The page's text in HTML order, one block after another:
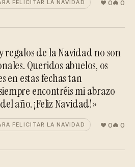
FELICITAR LA NAVIDAD 0 0
regalos de la Navidad no son
Queridos abuelos, os
en estas fechas tan
encontréis mi abrazo
año. ¡Feliz Navidad!»
FELICITAR LA NAVIDAD 0 0